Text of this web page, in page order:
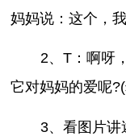
妈妈说：这个，
2、T：啊呀
它对妈妈的爱呢
3、看图片讲